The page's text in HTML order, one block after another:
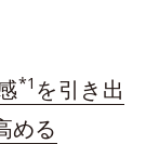
*1 を引き出
める